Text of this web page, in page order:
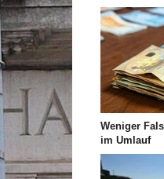
Weniger
im Umlauf